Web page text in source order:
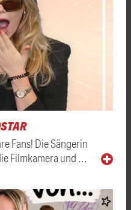
Fans! Die Sängerin
Filmkamera und …